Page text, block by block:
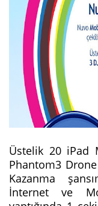
Üstelik 20 iPad
Phantom3
Kazanma
İnternet ve